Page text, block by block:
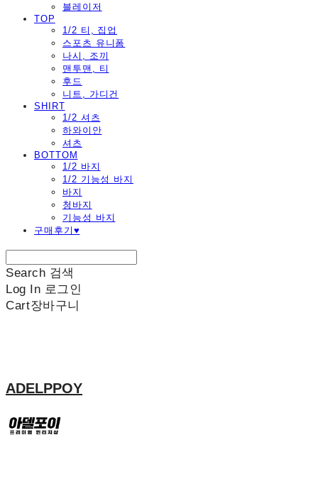
블레이저
TOP
1/2 티, 집업
스포츠 유니폼
나시, 조끼
맨투맨, 티
후드
니트, 가디건
SHIRT
1/2 셔츠
하와이안
셔츠
BOTTOM
1/2 바지
1/2 기능성 바지
바지
청바지
기능성 바지
구매후기♥
Search 검색
Log In 로그인
Cart장바구니
ADELPPOY